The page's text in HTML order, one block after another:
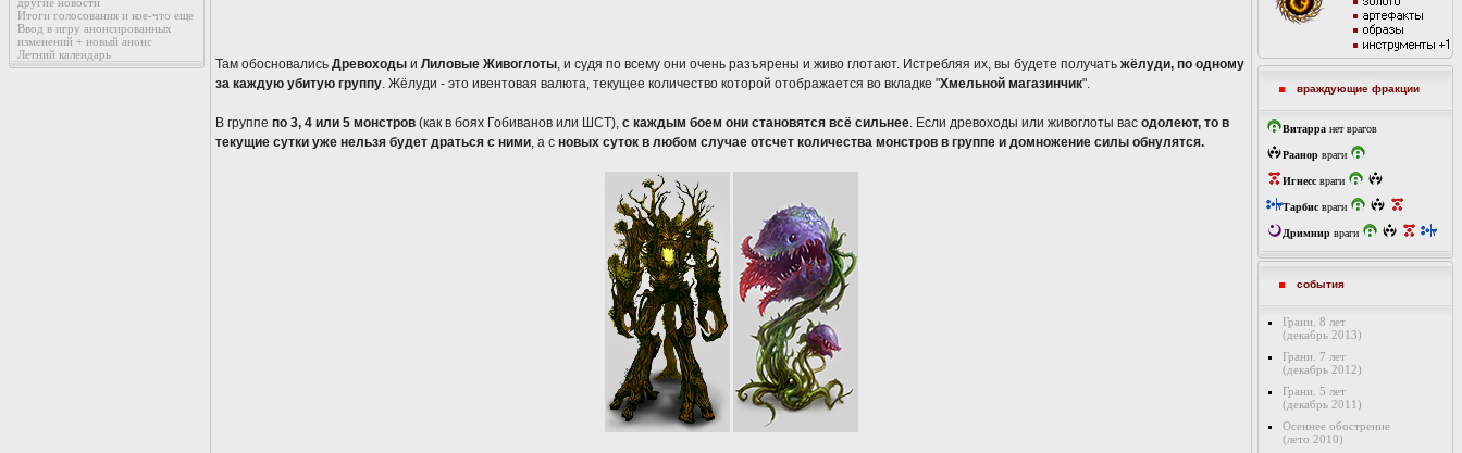
Итоги голосования и кое-что еще
Ввод в игру анонсированных
изменений + новый анонс
Летний календарь
Там обосновались Древоходы и Лиловые Живоглоты, и судя по всему они очень разъярены и живо глотают. Истребляя их, вы будете получать жёлуди, по одному
за каждую убитую группу. Жёлуди - это ивентовая валюта, текущее количество которой отображается во вкладке "Хмельной магазинчик".
В группе по 3, 4 или 5 монстров (как в боях Гобиванов или ШСТ), с каждым боем они становятся всё сильнее. Если древоходы или живоглоты вас одолеют, то в
текущие сутки уже нельзя будет драться с ними, а с новых суток в любом случае отсчет количества монстров в группе и домножение силы обнулятся.
враждующие фракции
Витарра нет врагов
Раанор враги
Игнесс враги
Тарбис враги
Дримнир враги
события
Грани. 8 лет
(декабрь 2013)
Грани. 7 лет
(декабрь 2012)
Грани. 5 лет
(декабрь 2011)
Осеннее обострение
(лето 2010)